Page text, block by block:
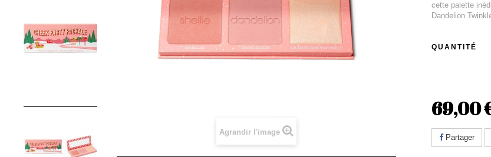
Agrandir l'image
cette palette
Dandelion
QUANTITÉ
69,00
Partager